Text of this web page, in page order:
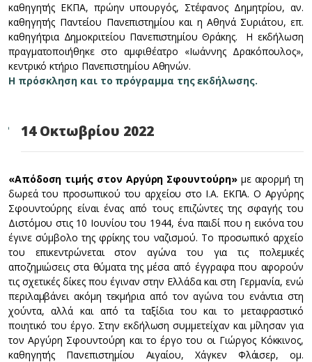
καθηγητής ΕΚΠΑ, πρώην υπουργός, Στέφανος Δημητρίου, αν.
καθηγητής Παντείου Πανεπιστημίου και η Αθηνά Συριάτου, επ.
καθηγήτρια Δημοκριτείου Πανεπιστημίου Θράκης. Η εκδήλωση
πραγματοποιήθηκε στο αμφιθέατρο «Ιωάννης Δρακόπουλος»,
κεντρικό κτήριο Πανεπιστημίου Αθηνών.
Η πρόσκληση και το πρόγραμμα της εκδήλωσης.
14 Οκτωβρίου 2022
«Απόδοση τιμής στον Αργύρη Σφουντούρη»με αφορμή τη
δωρεά του προσωπικού του αρχείου στο Ι.Α. ΕΚΠΑ. Ο Αργύρης
Σφουντούρης είναι ένας από τους επιζώντες της σφαγής του
Διστόμου στις 10 Ιουνίου του 1944, ένα παιδί που η εικόνα του
έγινε σύμβολο της φρίκης του ναζισμού. Το προσωπικό αρχείο
του επικεντρώνεται στον αγώνα του για τις πολεμικές
αποζημιώσεις στα θύματα της μέσα από έγγραφα που αφορούν
τις σχετικές δίκες που έγιναν στην Ελλάδα και στη Γερμανία, ενώ
περιλαμβάνει ακόμη τεκμήρια από τον αγώνα του ενάντια στη
χούντα, αλλά και από τα ταξίδια του και το μεταφραστικό
ποιητικό του έργο. Στην εκδήλωση συμμετείχαν και μίλησαν για
τον Αργύρη Σφουντούρη και το έργο του οι Γιώργος Κόκκινος,
καθηγητής Πανεπιστημίου Αιγαίου, Χάγκεν Φλάισερ, ομ.